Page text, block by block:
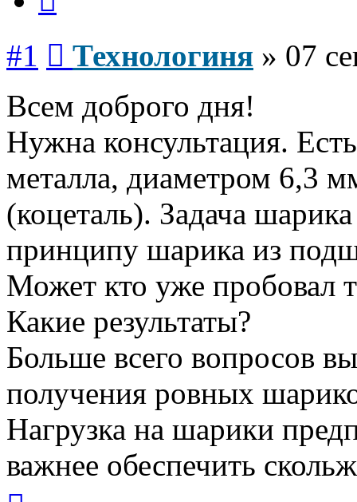
#1 Технологиня » 07
Всем доброго дня!
Нужна консультация.
металла, диаметром 6,3
(коцеталь). Задача
принципу шарика из
Может кто уже пробовал
Какие результаты?
Больше всего вопросов
получения ровных
Нагрузка на шарики
важнее обеспечить